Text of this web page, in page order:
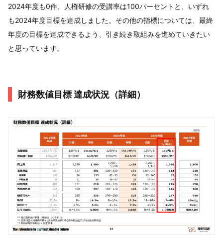
2024年度も0件、人権研修の受講率は100パーセントと、いずれ
も2024年度目標を達成しました。その他の指標については、最終
年度の目標を達成できるよう、引き続き取組みを進めていきたい
と思っています。
財務数値目標 達成状況（詳細）